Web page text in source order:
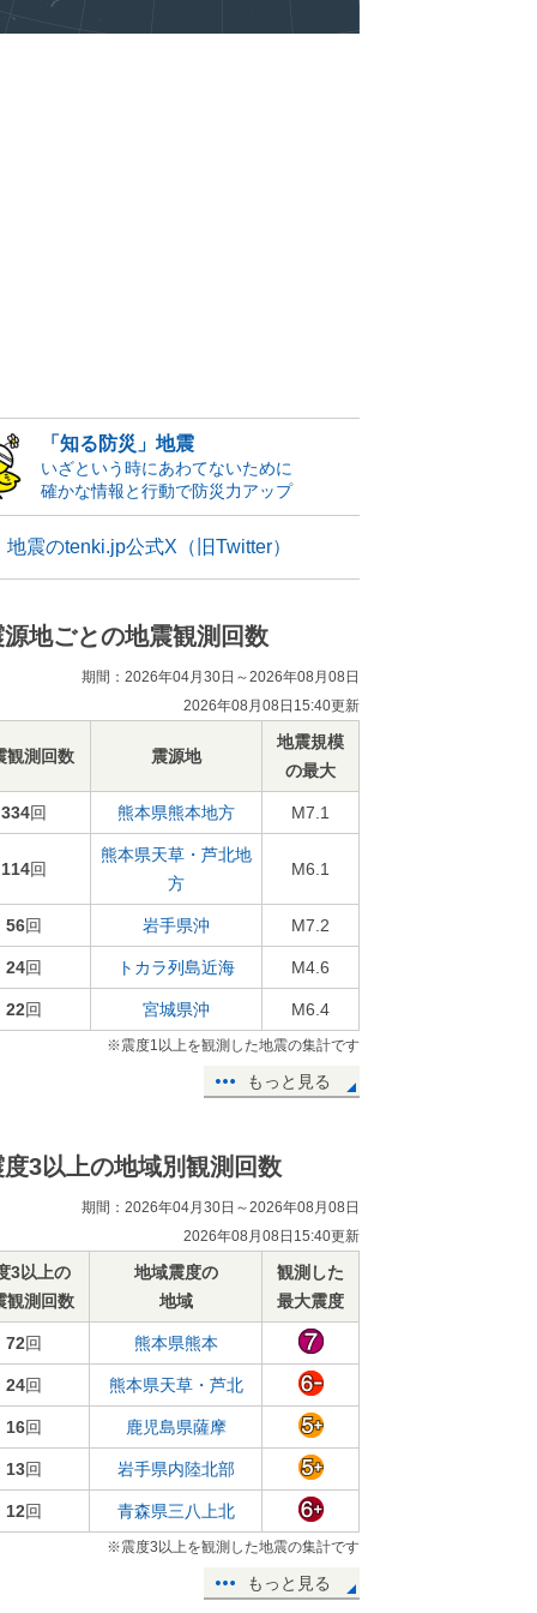
「知る防災」地震
いざという時にあわてないために
確かな情報と行動で防災力アップ
地震のtenki.jp公式X（旧Twitter）
源地ごとの地震観測回数
期間：2026年04月30日～2026年08月08日
2026年08月08日15:40更新
観測回数 震源地
地震規模
の最大
334回 熊本県熊本地方 M7.1
114回
熊本県天草・芦北地
方
M6.1
56回 岩手県沖 M7.2
24回 トカラ列島近海 M4.6
22回 宮城県沖 M6.4
※震度1以上を観測した地震の集計です
もっと見る
度3以上の地域別観測回数
期間：2026年04月30日～2026年08月08日
2026年08月08日15:40更新
3以上の
観測回数
地域震度の
地域
観測した
最大震度
72回 熊本県熊本
24回 熊本県天草・芦北
16回 鹿児島県薩摩
13回 岩手県内陸北部
12回 青森県三八上北
※震度3以上を観測した地震の集計です
もっと見る